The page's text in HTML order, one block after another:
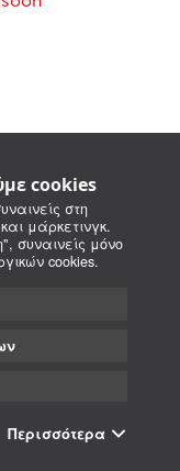
cookies
στη
μάρκετινγκ.
συναινείς μόνο
cookies.
Περισσότερα